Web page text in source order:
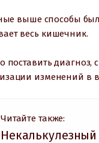
выше способы
весь кишечник.
поставить
изменений в
Читайте также:
Некалькулезный